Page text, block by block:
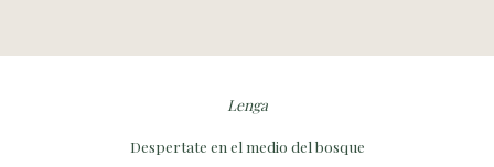
Lenga
Despertate en el medio del bosque